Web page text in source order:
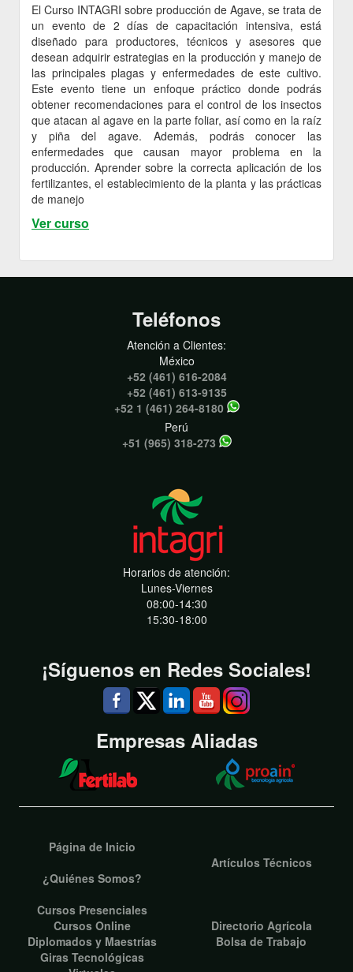
El Curso INTAGRI sobre producción de Agave, se trata de
un evento de 2 días de capacitación intensiva, está
diseñado para productores, técnicos y asesores que
desean adquirir estrategias en la producción y manejo de
las principales plagas y enfermedades de este cultivo.
Este evento tiene un enfoque práctico donde podrás
obtener recomendaciones para el control de los insectos
que atacan al agave en la parte foliar, así como en la raíz
y piña del agave. Además, podrás conocer las
enfermedades que causan mayor problema en la
producción. Aprender sobre la correcta aplicación de los
fertilizantes, el establecimiento de la planta y las prácticas
de manejo
Ver curso
Teléfonos
Atención a Clientes:
México
+52 (461) 616-2084
+52 (461) 613-9135
+52 1 (461) 264-8180
Perú
+51 (965) 318-273
Horarios de atención:
Lunes-Viernes
08:00-14:30
15:30-18:00
¡Síguenos en Redes Sociales!
Empresas Aliadas
Página de Inicio
¿Quiénes Somos?
Artículos Técnicos
Cursos Presenciales
Cursos Online
Diplomados y Maestrías
Giras Tecnológicas
Directorio Agrícola
Bolsa de Trabajo